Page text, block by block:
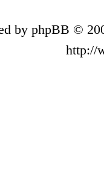
by phpBB ©
http://